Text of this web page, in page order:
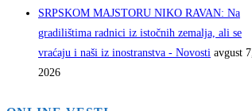
SRPSKOM MAJSTORU NIKO RAVAN: Na
gradilištima radnici iz istočnih zemalja, ali se
vraćaju i naši iz inostranstva - Novosti avgust 7,
2026